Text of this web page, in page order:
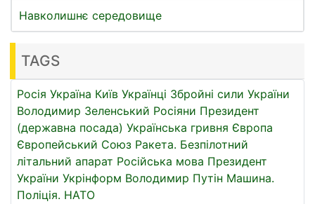
Навколишнє середовище
TAGS
Росія Україна Київ Українці Збройні сили України
Володимир Зеленський Росіяни Президент
(державна посада) Українська гривня Європа
Європейський Союз Ракета. Безпілотний
літальний апарат Російська мова Президент
України Укрінформ Володимир Путін Машина.
Поліція. НАТО